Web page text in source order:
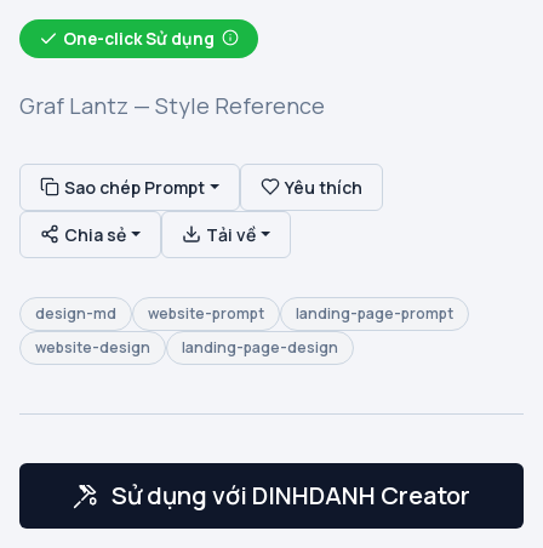
One-click Sử dụng
Graf Lantz — Style Reference
Sao chép Prompt Yêu thích
Chia sẻ Tải về
design-md website-prompt
landing-page-prompt
website-design
landing-page-design
Sử dụng với DINHDANH Creator